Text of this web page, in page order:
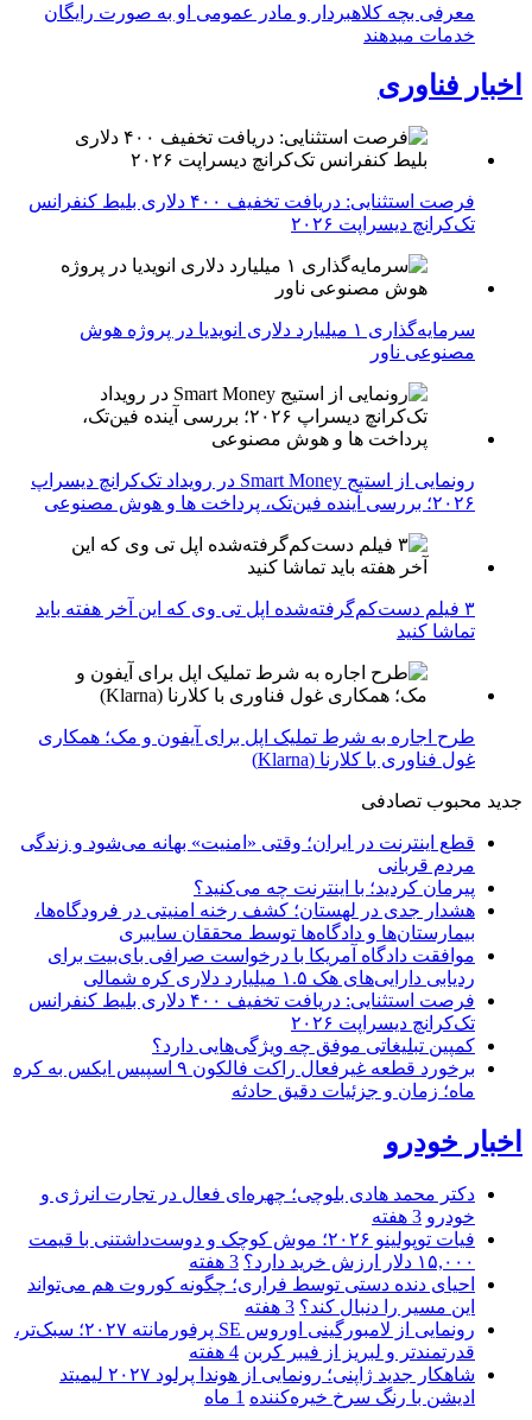
معرفی بچه کلاهبردار و مادر عمومی او به صورت رایگان
خدمات میدهند
اخبار فناوری
فرصت استثنایی: دریافت تخفیف ۴۰۰ دلاری بلیط کنفرانس
تک‌کرانچ دیسراپت ۲۰۲۶
سرمایه‌گذاری ۱ میلیارد دلاری انویدیا در پروژه هوش
مصنوعی ناور
رونمایی از استیج Smart Money در رویداد تک‌کرانچ دیسراپ
۲۰۲۶؛ بررسی آینده فین‌تک، پرداخت‌ ها و هوش مصنوعی
۳ فیلم دست‌کم‌گرفته‌شده اپل تی وی که این آخر هفته باید
تماشا کنید
طرح اجاره به شرط تملیک اپل برای آیفون و مک؛ همکاری
غول فناوری با کلارنا (Klarna)
جدید محبوب تصادفی
قطع اینترنت در ایران؛ وقتی «امنیت» بهانه می‌شود و زندگی
مردم قربانی
پیرمان کردید؛ با اینترنت چه می‌کنید؟
هشدار جدی در لهستان؛ کشف رخنه امنیتی در فرودگاه‌ها،
بیمارستان‌ها و دادگاه‌ها توسط محققان سایبری
موافقت دادگاه آمریکا با درخواست صرافی بای‌بیت برای
ردیابی دارایی‌های هک ۱.۵ میلیارد دلاری کره شمالی
فرصت استثنایی: دریافت تخفیف ۴۰۰ دلاری بلیط کنفرانس
تک‌کرانچ دیسراپت ۲۰۲۶
کمپین تبلیغاتی موفق چه ویژگی‌هایی دارد؟
برخورد قطعه غیرفعال راکت فالکون ۹ اسپیس ایکس به کره
ماه؛ زمان و جزئیات دقیق حادثه
اخبار خودرو
دکتر محمد هادی بلوچی؛ چهره‌ای فعال در تجارت انرژی و
خودرو 3 هفته
فیات توپولینو ۲۰۲۶؛ موش کوچک و دوست‌داشتنی با قیمت
۱۵,۰۰۰ دلار ارزش خرید دارد؟
3 هفته
احیای دنده دستی توسط فراری؛ چگونه کوروت هم می‌تواند
این مسیر را دنبال کند؟ 3 هفته
رونمایی از لامبورگینی اوروس SE پرفورمانته ۲۰۲۷؛ سبک‌تر،
قدرتمندتر و لبریز از فیبر کربن 4 هفته
شاهکار جدید ژاپنی؛ رونمایی از هوندا پرلود ۲۰۲۷ لیمیتد
ادیشن با رنگ سرخ خیره‌کننده 1 ماه